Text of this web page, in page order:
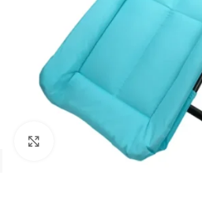
Click to enlarge